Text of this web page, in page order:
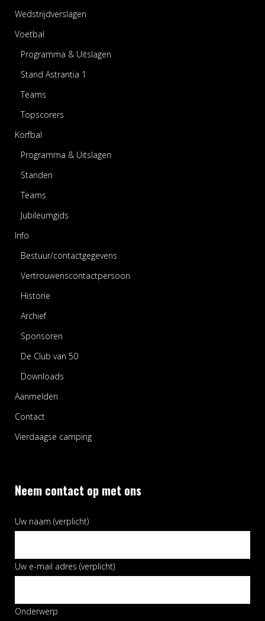
Wedstrijdverslagen
Voetbal
Programma & Uitslagen
Stand Astrantia 1
Teams
Topscorers
Korfbal
Programma & Uitslagen
Standen
Teams
Jubileumgids
Info
Bestuur/contactgegevens
Vertrouwenscontactpersoon
Historie
Archief
Sponsoren
De Club van 50
Downloads
Aanmelden
Contact
Vierdaagse camping
Neem contact op met ons
Uw naam (verplicht)
Uw e-mail adres (verplicht)
Onderwerp